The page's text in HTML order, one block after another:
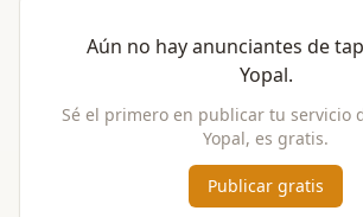
Aún no hay anunciantes de
Yopal.
Sé el primero en publicar tu servicio
Yopal, es gratis.
Publicar gratis